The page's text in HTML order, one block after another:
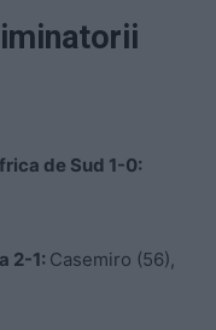
de Sud 1-0:
2-1: Casemiro (56),